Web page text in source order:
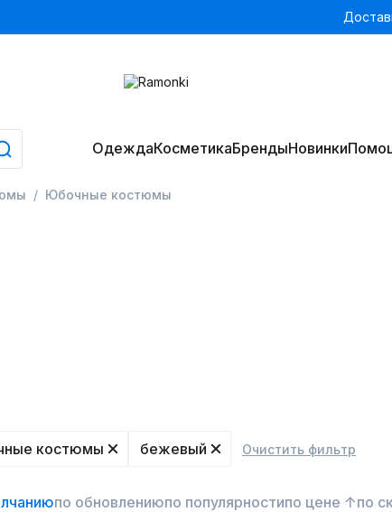
ОдеждаКосметикаБрендыНовинки
Юбочные костюмы
костюмы бежевый Очистить фильтр
по обновлениюпо популярностипо цене ↑по